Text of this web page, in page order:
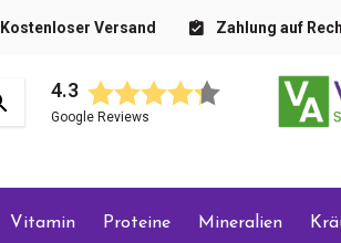
Kostenloser Versand Zahlung auf
4.3
Google Reviews
Vitamin Proteine Mineralien